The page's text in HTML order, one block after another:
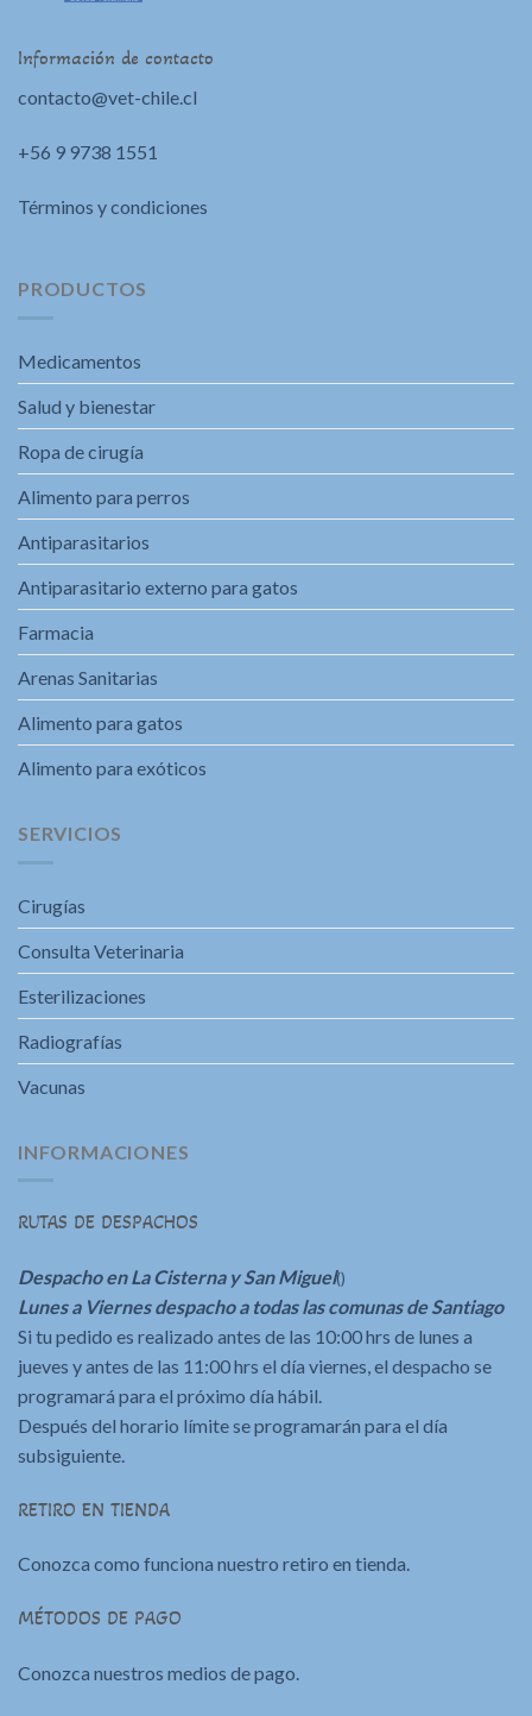
Información de contacto
contacto@vet-chile.cl
+56 9 9738 1551
Términos y condiciones
PRODUCTOS
Medicamentos
Salud y bienestar
Ropa de cirugía
Alimento para perros
Antiparasitarios
Antiparasitario externo para gatos
Farmacia
Arenas Sanitarias
Alimento para gatos
Alimento para exóticos
SERVICIOS
Cirugías
Consulta Veterinaria
Esterilizaciones
Radiografías
Vacunas
INFORMACIONES
RUTAS DE DESPACHOS
Despacho en La Cisterna y San Miguel()
Lunes a Viernes despacho a todas las comunas de Santiago
Si tu pedido es realizado antes de las 10:00 hrs de lunes a
jueves y antes de las 11:00 hrs el día viernes, el despacho se
programará para el próximo día hábil.
Después del horario límite se programarán para el día
subsiguiente.
RETIRO EN TIENDA
Conozca como funciona nuestro retiro en tienda.
MÉTODOS DE PAGO
Conozca nuestros medios de pago.